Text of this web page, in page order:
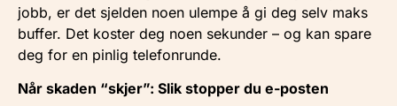
jobb, er det sjelden noen ulempe å gi deg selv maks
buffer. Det koster deg noen sekunder – og kan spare
deg for en pinlig telefonrunde.
Når skaden “skjer”: Slik stopper du e-posten